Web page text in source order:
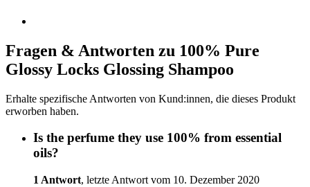
Fragen & Antworten zu 100% Pure
Glossy Locks Glossing Shampoo
Erhalte spezifische Antworten von Kund:innen, die dieses Produkt
erworben haben.
Is the perfume they use 100% from essential
oils?
1 Antwort, letzte Antwort vom 10. Dezember 2020